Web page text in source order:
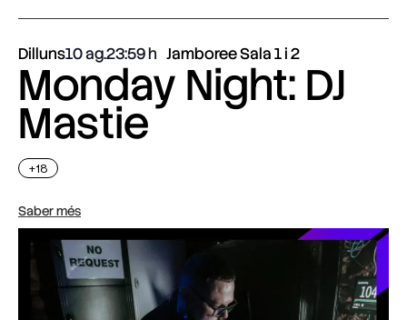
Dilluns10 ag.23:59 Jamboree Sala 1 i 2
Monday Night: DJ
Mastie
+18
Saber més